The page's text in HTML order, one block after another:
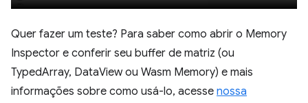
Quer fazer um teste? Para saber como abrir o Memory
Inspector e conferir seu buffer de matriz (ou
TypedArray, DataView ou Wasm Memory) e mais
informações sobre como usá-lo, acesse nossa